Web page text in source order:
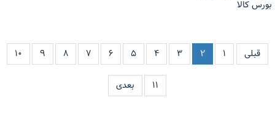
قبلی ۱ ۲ ۳ ۴ ۵ ۶ ۷ ۸ ۹ ۱۰
۱۱ بعدی